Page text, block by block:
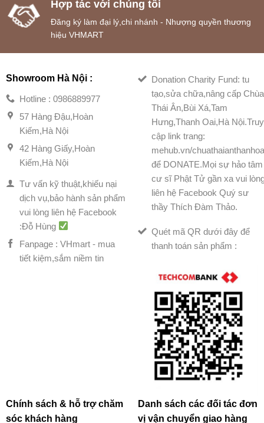
Hợp tác với chúng tôi
Đăng ký làm đại lý,chi nhánh - Nhượng quyền thương
hiệu VHMART
Showroom Hà Nội :
Hotline : 0986889977
57 Hàng Đậu,Hoàn
Kiếm,Hà Nội
42 Hàng Giấy,Hoàn
Kiếm,Hà Nội
Tư vấn kỹ thuật,khiếu nại
dịch vụ,bảo hành sản phẩm
vui lòng liên hệ Facebook
:Đỗ Hùng
Fanpage : VHmart - mua
tiết kiệm,sắm niềm tin
Donation Charity Fund: tu
tạo,sửa chữa,nâng cấp Chùa
Thái Ân,Bùi Xá,Tam
Hưng,Thanh Oai,Hà Nội.Truy
cập link trang:
mehub.vn/
để DONATE.Mọi sự hảo tâm
cư sĩ Phật Tử gần xa vui
liên hệ Facebook Quý sư
thầy Thích Đàm Thảo.
Quét mã QR dưới đây để
thanh toán sản phẩm :
Chính sách & hỗ trợ chăm
sóc khách hàng
Danh sách các đối tác đơn
vị vận chuyển giao hàng